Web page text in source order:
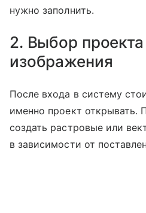
нужно заполнить.
2. Выбор
изображения
После входа в систему
именно проект открывать.
создать растровые или
в зависимости от